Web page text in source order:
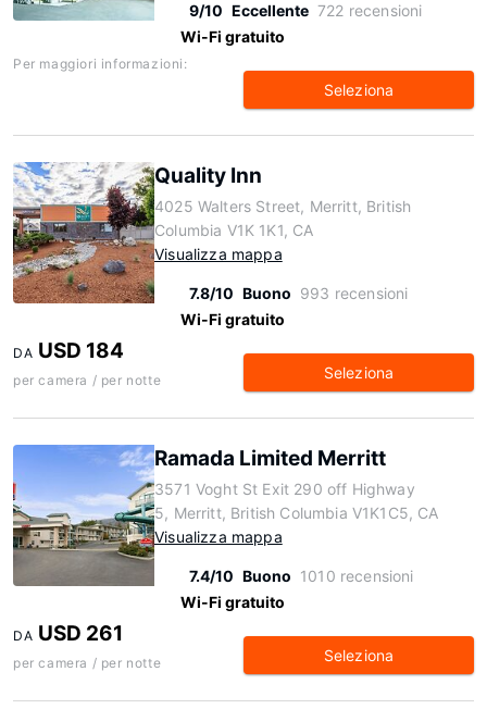
9/10 Eccellente 722 recensioni
Wi-Fi gratuito
Per maggiori informazioni:
Seleziona
Quality Inn
4025 Walters Street, Merritt, British
Columbia V1K 1K1, CA
Visualizza mappa
7.8/10 Buono 993 recensioni
Wi-Fi gratuito
DA USD 184
per camera / per notte Seleziona
Ramada Limited Merritt
3571 Voght St Exit 290 off Highway
5, Merritt, British Columbia V1K1C5, CA
Visualizza mappa
7.4/10 Buono 1010 recensioni
Wi-Fi gratuito
DA USD 261
per camera / per notte Seleziona